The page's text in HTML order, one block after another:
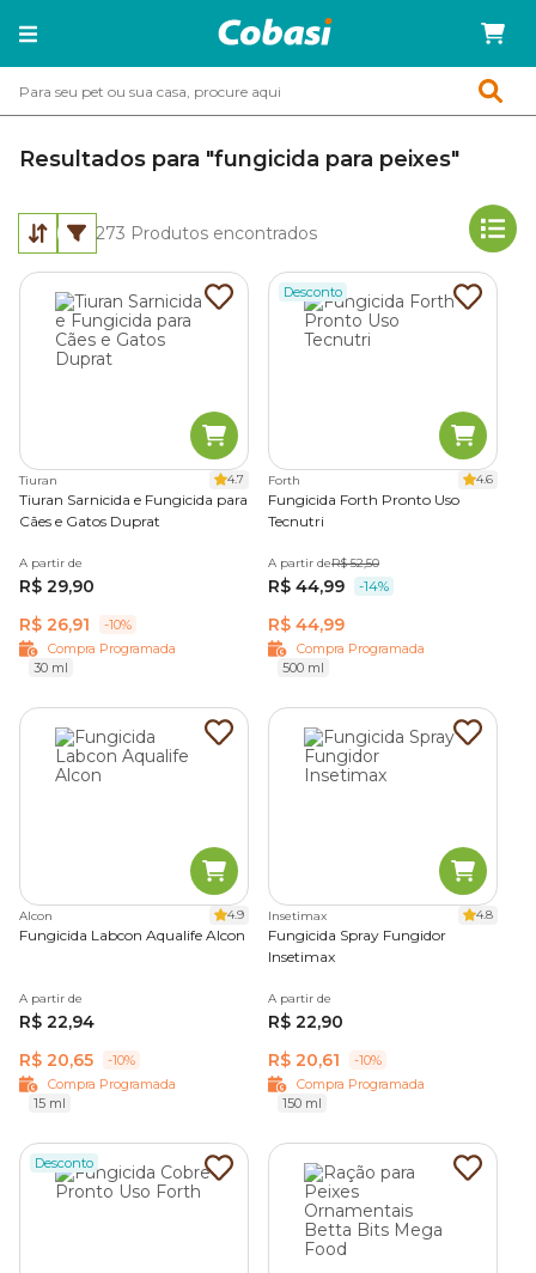
Resultados para "fungicida para peixes"
273 Produtos encontrados
Tiuran 4.7
Tiuran Sarnicida e Fungicida para
Cães e Gatos Duprat
A partir de
R$ 29,90
R$ 26,91
-10%
Compra Programada
30 ml
Desconto
Forth 4.6
Fungicida Forth Pronto Uso
Tecnutri
A partir deR$ 52,50
R$ 44,99 -14%
R$ 44,99
Compra Programada
500 ml
Alcon 4.9
Fungicida Labcon Aqualife Alcon
A partir de
R$ 22,94
R$ 20,65
-10%
Compra Programada
15 ml
Insetimax 4.8
Fungicida Spray Fungidor
Insetimax
A partir de
R$ 22,90
R$ 20,61
-10%
Compra Programada
150 ml
Desconto